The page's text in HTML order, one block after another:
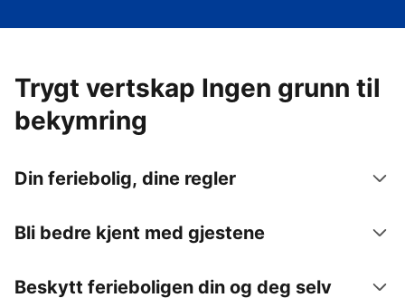
Trygt vertskap Ingen grunn til
bekymring
Din feriebolig, dine regler
Bli bedre kjent med gjestene
Beskytt ferieboligen din og deg selv